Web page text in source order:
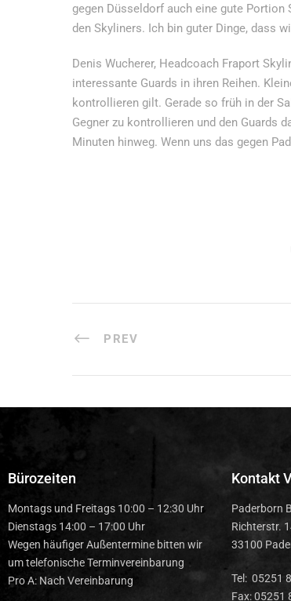
gegen Düsseldorf auch eine gute
den Skyliners. Ich bin guter Dinge, dass
Denis Wucherer, Headcoach Fraport
interessante Guards in ihren Reihen.
kontrollieren gilt. Gerade so früh in der
Gegner zu kontrollieren und den Guards
Minuten hinweg. Wenn uns das gegen
PREV
Bürozeiten
Montags und Freitags 10:00 – 12:30 Uhr
Dienstags 14:00 – 17:00 Uhr
Wegen häufiger Außentermine bitten wir
um telefonische Terminvereinbarung
Pro A: Nach Vereinbarung
Kontakt
Paderborn
Richterstr.
33100
Tel: 05251
Fax: 05251